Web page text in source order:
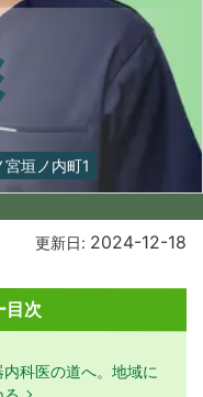
垣ノ内町1
更新日: 2024-12-18
目次
科医の道へ。地域に